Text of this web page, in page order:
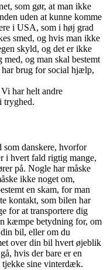
som gør, at man ikke
uden at kunne komme
i USA, som i høj grad
smed, og hvis man ikke
skyld, og det er ikke
og man skal bestemt
brug for social hjælp,
har helt andre
tryghed.
danskere, hvorfor
i hvert fald rigtig mange,
på. Nogle har måske
ikke noget om,
en skam, for man
kontakt, som bilen har
for at transportere dig
kæmpe betydning for, om
bil, eller om du
over din bil hvert øjeblik
hvis der bare er en
tjekke sine vinterdæk.